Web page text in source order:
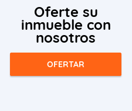
Oferte su
inmueble con
nosotros
OFERTAR